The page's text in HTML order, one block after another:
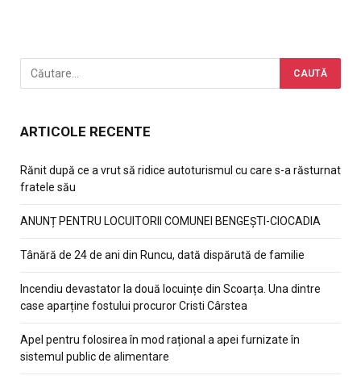
ARTICOLE RECENTE
Rănit după ce a vrut să ridice autoturismul cu care s-a răsturnat
fratele său
ANUNȚ PENTRU LOCUITORII COMUNEI BENGEȘTI-CIOCADIA
Tânără de 24 de ani din Runcu, dată dispărută de familie
Incendiu devastator la două locuințe din Scoarța. Una dintre
case aparține fostului procuror Cristi Cârstea
Apel pentru folosirea în mod rațional a apei furnizate în
sistemul public de alimentare